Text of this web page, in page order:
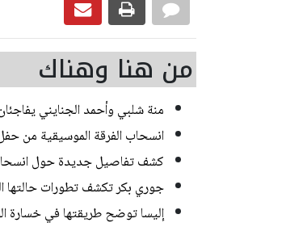
من هنا وهناك
منة شلبي وأحمد الجنايني
انسحاب الفرقة الموسيقية من
كشف تفاصيل جديدة حول
جوري بكر تكشف تطورات حالتها
إليسا توضح طريقتها في خسارة